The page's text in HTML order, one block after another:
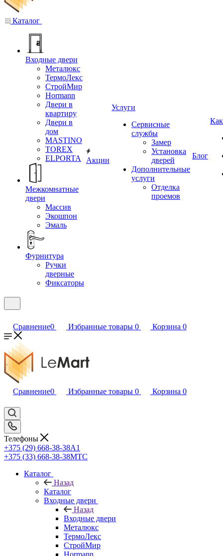
Каталог
Входные двери
Металюкс
ТермоЛекс
СтройМир
Hormann
Двери в
квартиру
Двери в
дом
MASTINO
TOREX
ELPORTA
Межкомнатные
двери
Массив
Экошпон
Эмаль
Фурнитура
Ручки
дверные
Фиксаторы
Акции
Услуги
Сервисные
службы
Замер
Установка
дверей
Дополнительные
услуги
Отделка
проемов
Блог
Сравнение0 Избранные товары 0 Корзина 0
Сравнение0 Избранные товары 0 Корзина 0
Телефоны
+375 (29) 668-38-38A1
+375 (33) 668-38-38МТС
Каталог
Назад
Каталог
Входные двери
Назад
Входные двери
Металюкс
ТермоЛекс
СтройМир
Hormann